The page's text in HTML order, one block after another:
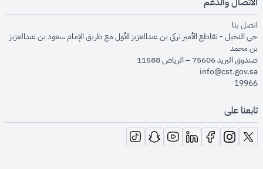
اتصل بنا
حي النخيل - تقاطع الأمير تركي بن عبدالعزيز الأول مع طريق الإمام سعود بن عبدالعزيز
بن محمد
صندوق البريد 75606 – الرياض 11588
info@cst.gov.sa
19966
تابعنا على
opens in new window
opens in new window
opens in new window
opens in new window
opens in new window
opens in new window
opens in new window